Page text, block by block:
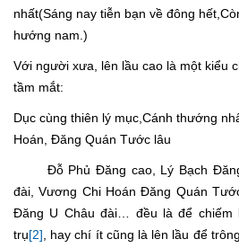
nhất(Sáng nay tiễn bạn về đông
hướng nam.)
Với người xưa, lên lầu cao là một kiểu
tầm mắt:
Dục cùng thiên lý mục,Cánh thướng
Hoán, Đăng Quán Tước lâu
Đỗ Phủ Đăng cao, Lý Bạch
đài, Vương Chi Hoán Đăng Quán
Đăng U Châu đài… đều là để chiếm
trụ[2] , hay chí ít cũng là lên lầu để